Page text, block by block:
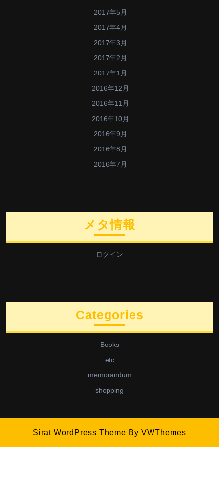
2017年5月
2017年4月
2017年3月
2017年2月
2017年1月
2016年12月
2016年11月
2016年10月
2016年9月
2016年8月
2016年7月
メタ情報
ログイン
Categories
Books
etc
memorandum
shopping
Sirat WordPress Theme By VWThemes